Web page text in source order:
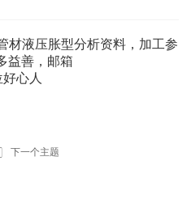
材液压胀型分析资料，加工参
益善，邮箱
心人
下一个主题